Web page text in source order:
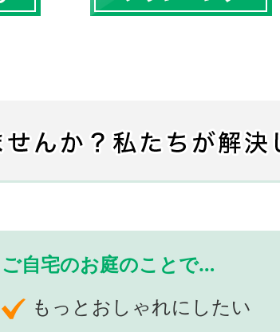
ご自宅のお庭のことで…
もっとおしゃれにしたい